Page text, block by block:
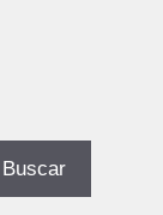
Buscar